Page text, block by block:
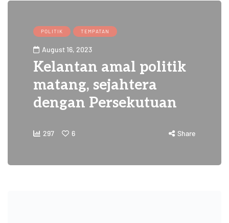
POLITIK TEMPATAN
August 16, 2023
Kelantan amal politik
matang, sejahtera
dengan Persekutuan
297 6 Share